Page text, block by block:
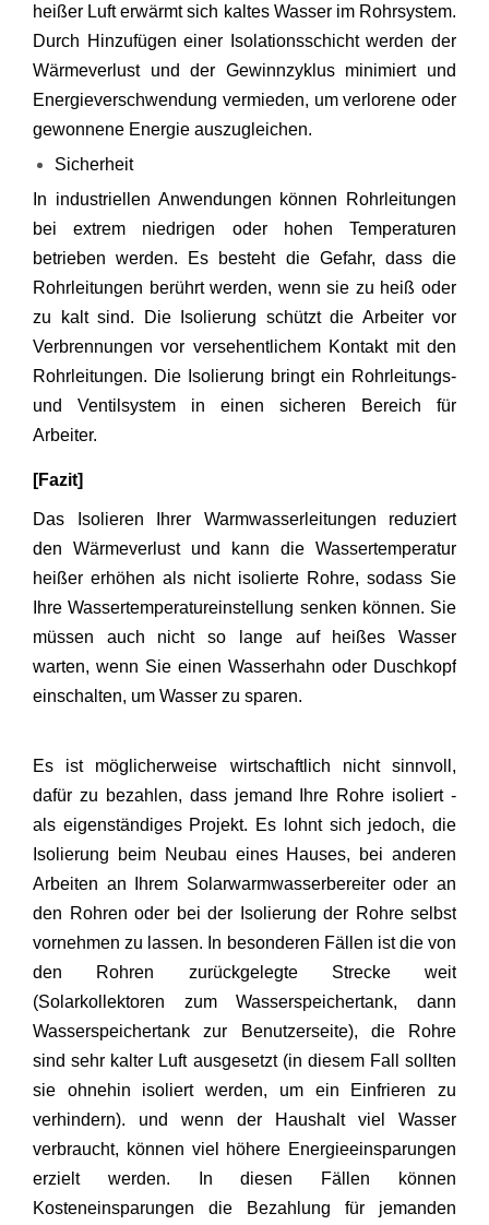
heißer Luft erwärmt sich kaltes Wasser im Rohrsystem.
Durch Hinzufügen einer Isolationsschicht werden der
Wärmeverlust und der Gewinnzyklus minimiert und
Energieverschwendung vermieden, um verlorene oder
gewonnene Energie auszugleichen.
Sicherheit
In industriellen Anwendungen können Rohrleitungen
bei extrem niedrigen oder hohen Temperaturen
betrieben werden. Es besteht die Gefahr, dass die
Rohrleitungen berührt werden, wenn sie zu heiß oder
zu kalt sind. Die Isolierung schützt die Arbeiter vor
Verbrennungen vor versehentlichem Kontakt mit den
Rohrleitungen. Die Isolierung bringt ein Rohrleitungs-
und Ventilsystem in einen sicheren Bereich für
Arbeiter.
[Fazit]
Das Isolieren Ihrer Warmwasserleitungen reduziert
den Wärmeverlust und kann die Wassertemperatur
heißer erhöhen als nicht isolierte Rohre, sodass Sie
Ihre Wassertemperatureinstellung senken können. Sie
müssen auch nicht so lange auf heißes Wasser
warten, wenn Sie einen Wasserhahn oder Duschkopf
einschalten, um Wasser zu sparen.
Es ist möglicherweise wirtschaftlich nicht sinnvoll,
dafür zu bezahlen, dass jemand Ihre Rohre isoliert -
als eigenständiges Projekt. Es lohnt sich jedoch, die
Isolierung beim Neubau eines Hauses, bei anderen
Arbeiten an Ihrem Solarwarmwasserbereiter oder an
den Rohren oder bei der Isolierung der Rohre selbst
vornehmen zu lassen. In besonderen Fällen ist die von
den Rohren zurückgelegte Strecke weit
(Solarkollektoren zum Wasserspeichertank, dann
Wasserspeichertank zur Benutzerseite), die Rohre
sind sehr kalter Luft ausgesetzt (in diesem Fall sollten
sie ohnehin isoliert werden, um ein Einfrieren zu
verhindern). und wenn der Haushalt viel Wasser
verbraucht, können viel höhere Energieeinsparungen
erzielt werden. In diesen Fällen können
Kosteneinsparungen die Bezahlung für jemanden